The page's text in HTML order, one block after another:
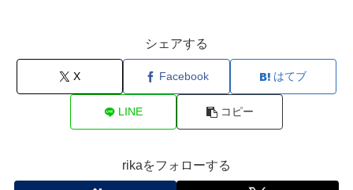
シェアする
X Facebook はてブ
LINE コピー
rikaをフォローする